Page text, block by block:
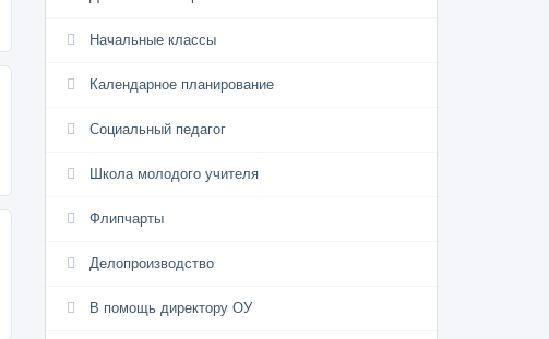
Начальные классы
Календарное планирование
Социальный педагог
Школа молодого учителя
Флипчарты
Делопроизводство
В помощь директору ОУ